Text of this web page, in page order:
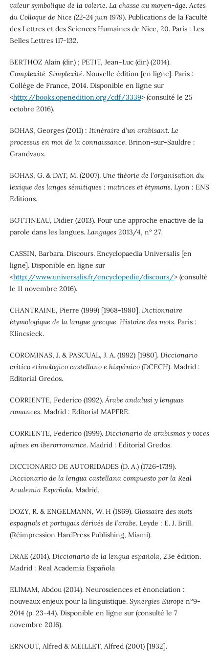
valeur symbolique de la volerie. La chasse au moyen-âge. Actes
du Colloque de Nice (22-24 juin 1979). Publications de la Faculté
des Lettres et des Sciences Humaines de Nice, 20. Paris : Les
Belles Lettres 117-132.
BERTHOZ Alain (dir.) ; PETIT, Jean-Luc (dir.) (2014).
Complexité-Simplexité. Nouvelle édition [en ligne]. Paris :
Collège de France, 2014. Disponible en ligne sur
<http://books.openedition.org/cdf/3339> (consulté le 25
octobre 2016).
BOHAS, Georges (2011) : Itinéraire d’un arabisant. Le
processus en moi de la connaissance. Brinon-sur-Sauldre :
Grandvaux.
BOHAS, G. & DAT, M. (2007). Une théorie de l’organisation du
lexique des langes sémitiques : matrices et étymons. Lyon : ENS
Editions.
BOTTINEAU, Didier (2013). Pour une approche enactive de la
parole dans les langues. Langages2013/4, n° 27.
CASSIN, Barbara. Discours. Encyclopaedia Universalis [en
ligne]. Disponible en ligne sur
<http://www.universalis.fr/encyclopedie/discours/> (consulté
le 11 novembre 2016).
CHANTRAINE, Pierre (1999) [1968-1980]. Dictionnaire
étymologique de la langue grecque. Histoire des mots. Paris :
Klincsieck.
COROMINAS, J. & PASCUAL, J. A. (1992) [1980]. Diccionario
crítico etimológico castellano e hispánico (DCECH). Madrid :
Editorial Gredos.
CORRIENTE, Federico (1992). Árabe andalusí y lenguas
romances. Madrid : Editorial MAPFRE.
CORRIENTE, Federico (1999). Diccionario de arabismos y voces
afines en iberorromance. Madrid : Editorial Gredos.
DICCIONARIO DE AUTORIDADES (D. A.) (1726-1739).
Diccionario de la lengua castellana compuesto por la Real
Academia Española. Madrid.
DOZY, R. & ENGELMANN, W. H (1869). Glossaire des mots
espagnols et portugais dérivés de l’arabe. Leyde : E. J. Brill.
(Réimpression HardPress Publishing, Miami).
DRAE (2014). Diccionario de la lengua española, 23e édition.
Madrid : Real Academia Española
ELIMAM, Abdou (2014). Neurosciences et énonciation :
nouveaux enjeux pour la linguistique. Synergies Europe n°9-
2014 (p. 23-44). Disponible en ligne sur (consulté le 7
novembre 2016).
ERNOUT, Alfred & MEILLET, Alfred (2001) [1932].